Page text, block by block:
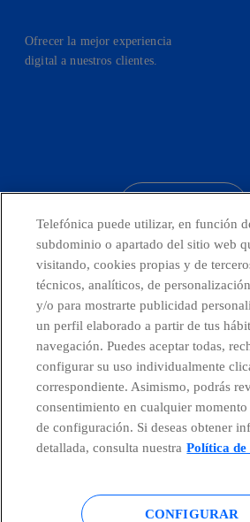
Ofrecer la mejor experiencia
digital a nuestros clientes.
Telefónica en redes sociales
Canal de Denuncias
Centro Global Transparencia
Política de cookies Aviso
Telefónica puede utilizar, en función
subdominio o apartado del sitio web
visitando, cookies propias y de
técnicos, analíticos, de
y/o para mostrarte publicidad
un perfil elaborado a partir de tus
navegación. Puedes aceptar todas,
configurar su uso individualmente
correspondiente. Asimismo, podrás
consentimiento en cualquier
de configuración. Si deseas obtener
detallada, consulta nuestra Política de
CONFIGURAR